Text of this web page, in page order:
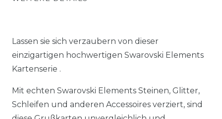
Lassen sie sich verzaubern von dieser
einzigartigen hochwertigen Swarovski Elements
Kartenserie .
Mit echten Swarovski Elements Steinen, Glitter,
Schleifen und anderen Accessoires verziert, sind